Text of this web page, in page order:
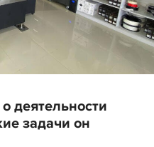
деятельности
задачи он